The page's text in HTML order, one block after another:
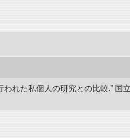
れた私個人の研究との比較.”